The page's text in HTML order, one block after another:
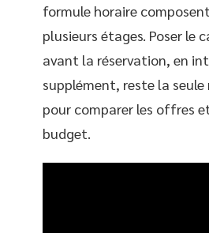
formule horaire
plusieurs étages. Poser le
avant la réservation, en
supplément, reste la
pour comparer les offres
budget.